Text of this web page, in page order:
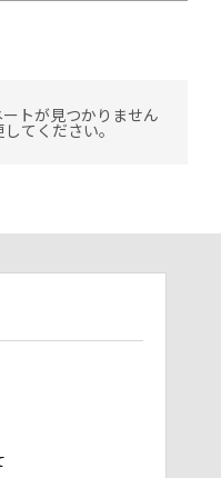
トが見つかりません
てください。